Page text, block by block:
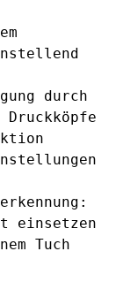
durch
einsetzen
Tuch